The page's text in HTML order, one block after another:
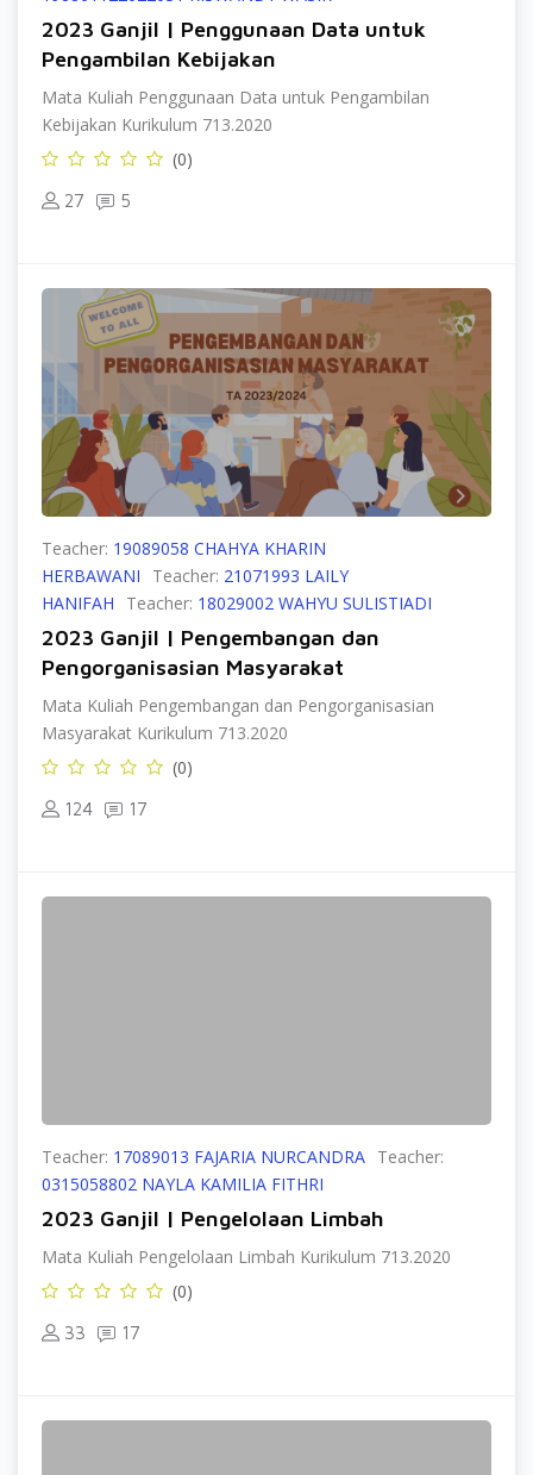
2023 Ganjil | Penggunaan Data untuk
Pengambilan Kebijakan
Mata Kuliah Penggunaan Data untuk Pengambilan
Kebijakan Kurikulum 713.2020
(0)
27 5
Teacher: 19089058 CHAHYA KHARIN
HERBAWANI
Teacher: 21071993 LAILY
HANIFAH
Teacher: 18029002 WAHYU SULISTIADI
2023 Ganjil | Pengembangan dan
Pengorganisasian Masyarakat
Mata Kuliah Pengembangan dan Pengorganisasian
Masyarakat Kurikulum 713.2020
(0)
124 17
Teacher: 17089013 FAJARIA NURCANDRA Teacher:
0315058802 NAYLA KAMILIA FITHRI
2023 Ganjil | Pengelolaan Limbah
Mata Kuliah Pengelolaan Limbah Kurikulum 713.2020
(0)
33 17